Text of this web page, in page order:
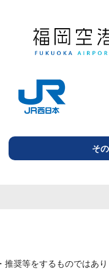
そ
奨等をするものではあり